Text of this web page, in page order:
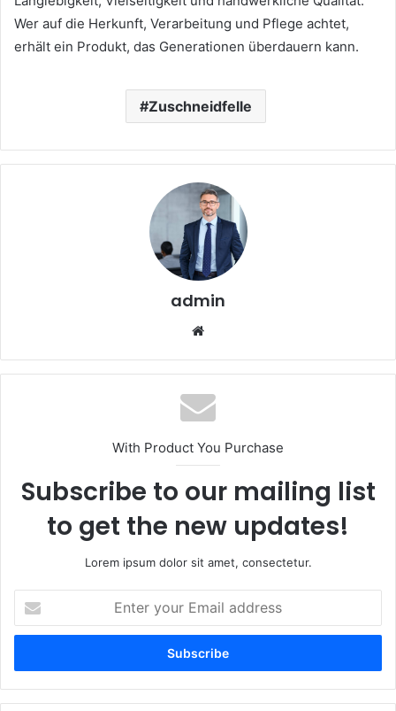
Wer auf die Herkunft, Verarbeitung und Pflege achtet,
erhält ein Produkt, das Generationen überdauern kann.
Zuschneidfelle
admin
With Product You Purchase
Subscribe to our mailing list
to get the new updates!
Lorem ipsum dolor sit amet, consectetur.
your
Email